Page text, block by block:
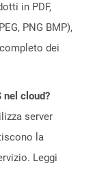
in PDF,
PNG BMP),
dei
nel cloud?
server
la
Leggi